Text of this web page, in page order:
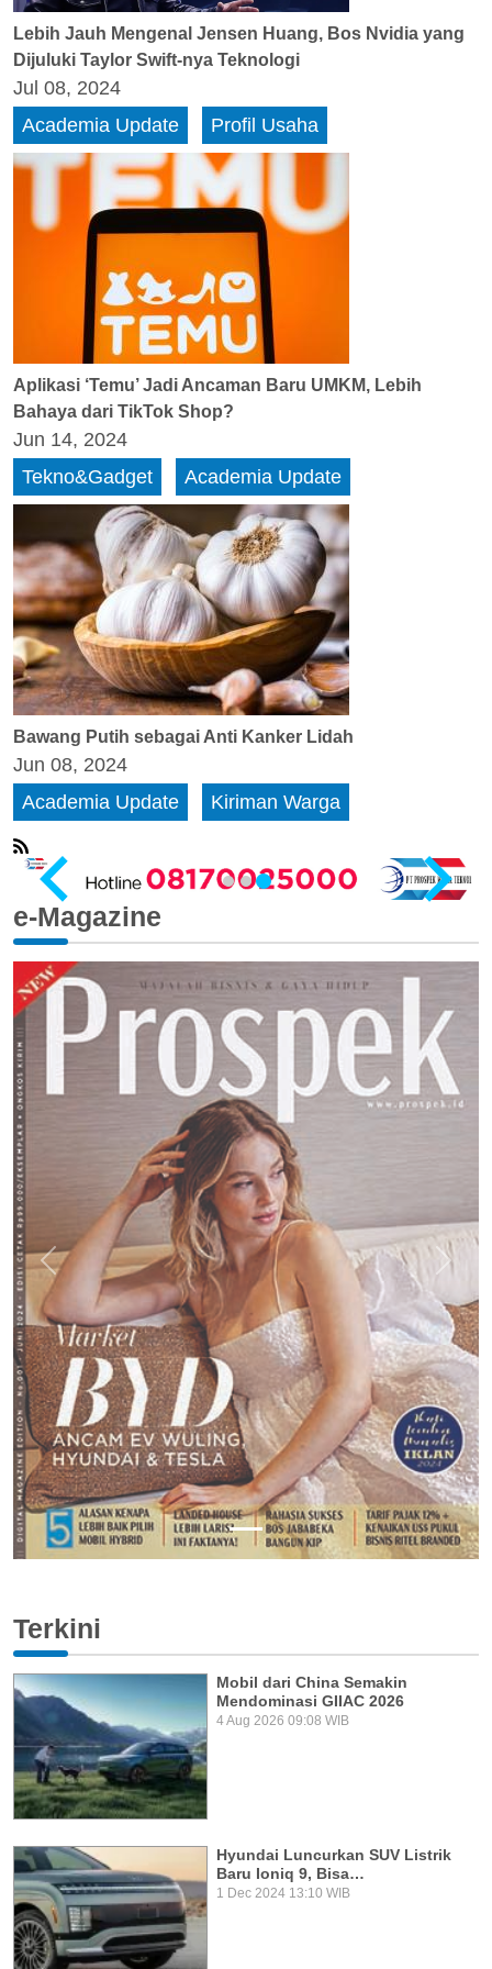
Lebih Jauh Mengenal Jensen Huang, Bos Nvidia yang
Dijuluki Taylor Swift-nya Teknologi
Jul 08, 2024
Academia Update
Profil Usaha
Aplikasi ‘Temu’ Jadi Ancaman Baru UMKM, Lebih
Bahaya dari TikTok Shop?
Jun 14, 2024
Tekno&Gadget
Academia Update
Bawang Putih sebagai Anti Kanker Lidah
Jun 08, 2024
Academia Update
Kiriman Warga
…
e-Magazine
Previous Next
Terkini
Mobil dari China Semakin
Mendominasi GIIAC 2026
4 Aug 2026 09:08 WIB
Hyundai Luncurkan SUV Listrik
Baru Ioniq 9, Bisa…
1 Dec 2024 13:10 WIB